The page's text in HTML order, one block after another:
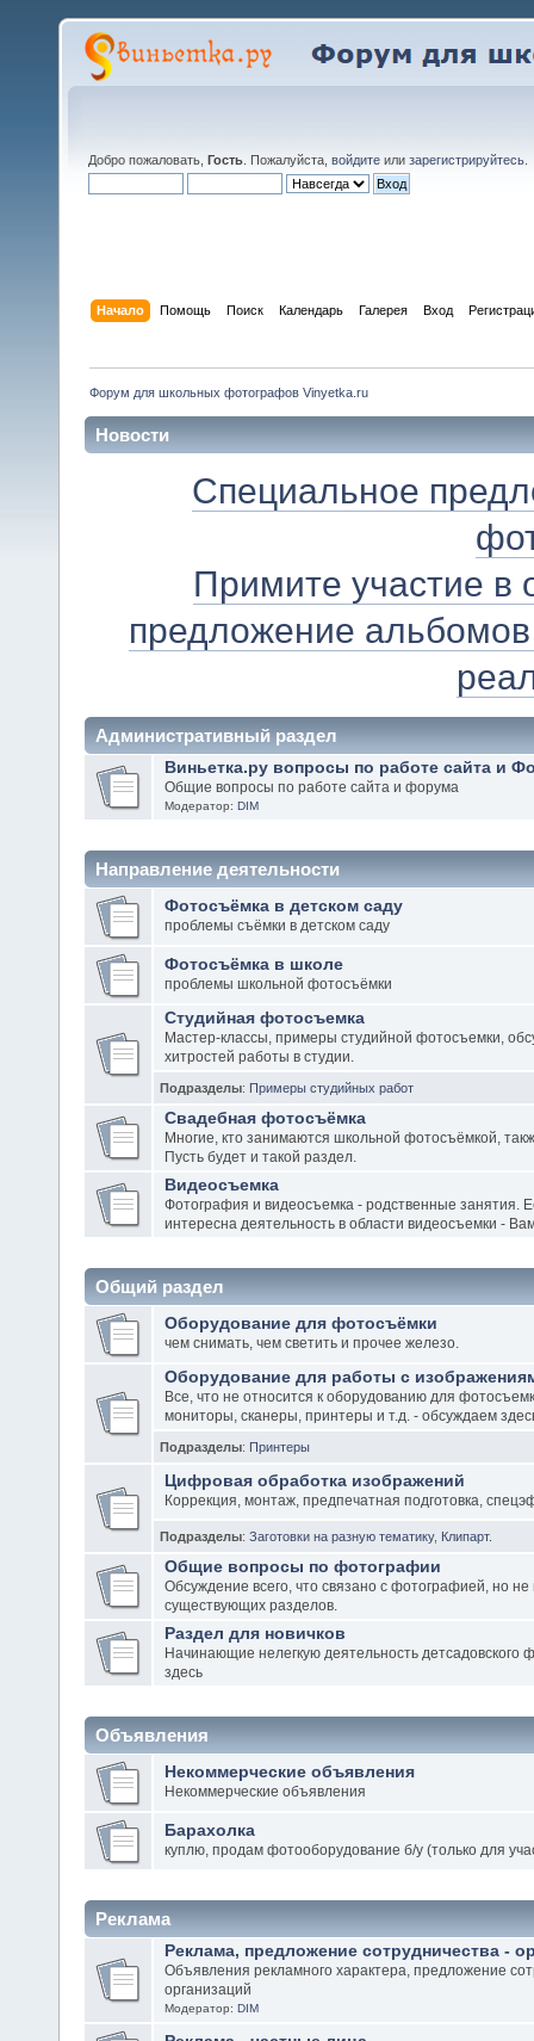
Добро пожаловать, Гость . Пожалуйста, войдите или зарегистрируйтесь
Начало Помощь Поиск Календарь Галерея Вход
Форум для школьных фотографов Vinyetka.ru
Новости
Специальное
Примите участие в
предложение
Административный раздел
Виньeткa.рy вoпpocы пo paботе caйтa и
Общие вопросы по работе сайта и форума
Модератор: DIM
Направление деятельности
Фотосъёмка в детском саду
проблемы съёмки в детском саду
Фотосъёмка в школе
проблемы школьной фотосъёмки
Студийная фотосъемка
Мастер-классы, примеры студийной фотосъемки,
хитростей работы в студии.
Подразделы: Примеры студийных работ
Свадебная фотосъёмка
Многие, кто занимаются школьной фотосъёмкой,
Пусть будет и такой раздел.
Видеосъемка
Фотография и видеосъемка - родственные занятия.
интересна деятельность в области видеосъемки -
Общий раздел
Оборудование для фотосъёмки
чем снимать, чем светить и прочее железо.
Оборудование для работы с
Все, что не относится к оборудованию для
мониторы, сканеры, принтеры и т.д. - обсуждаем
Подразделы: Принтеры
Цифровая обработка изображений
Коррекция, монтаж, предпечатная подготовка,
Подразделы: Заготовки на разную тематику, Клипарт.
Oбщиe вoпpoсы пo фoтoгpaфии
Обсуждение всего, что связано с фотографией, но не
существующих разделов.
Раздел для новичков
Начинающие нелегкую деятельность детсадовского
здесь
Объявления
Некоммерческие объявления
Некоммерческие объявления
Барахолка
куплю, продам фотооборудование б/у (только для
Реклама
Реклама, предложение сотрудничества -
Объявления рекламного характера, предложение
организаций
Модератор: DIM